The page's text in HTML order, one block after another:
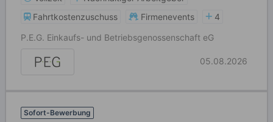
Fahrtkostenzuschuss
Firmenevents
4
P.E.G. Einkaufs- und Betriebsgenossenschaft eG
05.08.2026
Sofort-Bewerbung